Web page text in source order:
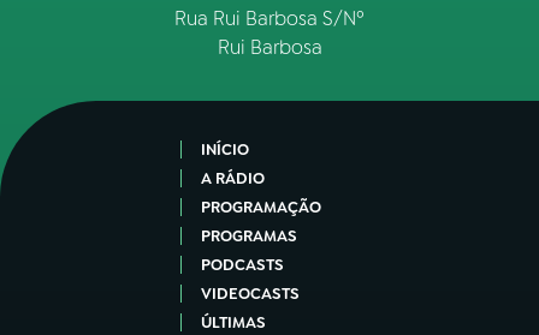
Rua Rui Barbosa S/Nº
Rui Barbosa
INÍCIO
A RÁDIO
PROGRAMAÇÃO
PROGRAMAS
PODCASTS
VIDEOCASTS
ÚLTIMAS